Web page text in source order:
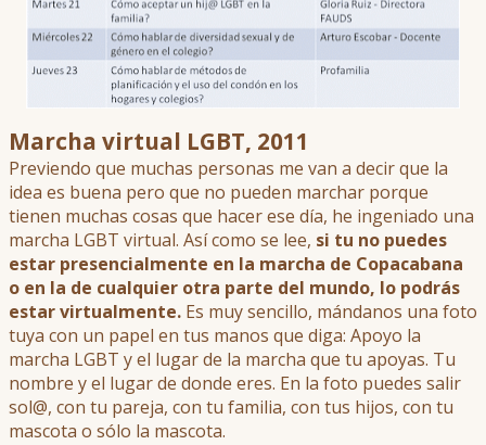
Marcha virtual LGBT, 2011
Previendo que muchas personas me van a decir que la
idea es buena pero que no pueden marchar porque
tienen muchas cosas que hacer ese día, he ingeniado una
marcha LGBT virtual. Así como se lee, si tu no puedes
estar presencialmente en la marcha de Copacabana
o en la de cualquier otra parte del mundo, lo podrás
estar virtualmente. Es muy sencillo, mándanos una foto
tuya con un papel en tus manos que diga: Apoyo la
marcha LGBT y el lugar de la marcha que tu apoyas. Tu
nombre y el lugar de donde eres. En la foto puedes salir
sol@, con tu pareja, con tu familia, con tus hijos, con tu
mascota o sólo la mascota.